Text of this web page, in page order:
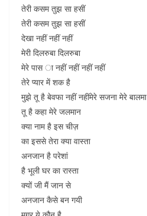
तेरी कसम तुझ सा हसीं
तेरी कसम तुझ सा हसीं
देखा नहीं नहीं नहीं
मेरी दिलरुबा दिलरुबा
मेरे पास ा नहीं नहीं नहीं नहीं
तेरे प्यार में शक है
मुझे तू है बेवफा नहीं नहींमेरे सजना मेरे बालमा
तू है कहा मेरे जलमान
क्या नाम है इस चीज़
का इससे तेरा क्या वास्ता
अनजान है परेशां
है भूली घर का रास्ता
क्यों जी मैं जान से
अनजान कैसे बन गयी